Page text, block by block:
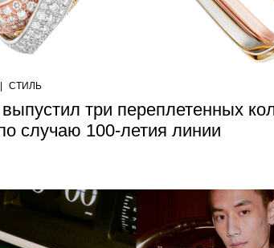
СТИЛЬ
три переплетенных
случаю 100-летия линии